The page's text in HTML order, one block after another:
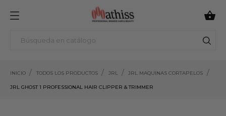

INICIO TODOS LOS PRODUCTOS JRL JRL MAQUINAS CORTAPELOS
JRL GHOST 1 PROFESSIONAL HAIR CLIPPER & TRIMMER